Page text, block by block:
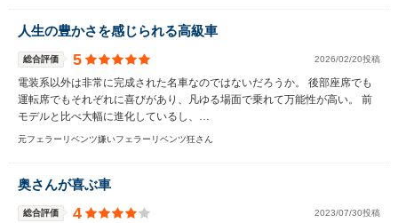
人生の豊かさを感じられる高級車
総合評価 5 2026/02/20投稿
電装系以外は非常に完成された名車なのではないだろうか。 後部座席でも
運転席でもそれぞれに喜びがあり、凡ゆる場面で乗れて万能性が高い。 前
モデルと比べ大幅に進化しているし、…
元フェラーリベンツ嫌いフェラーリベンツ狂さん
奥さんが喜ぶ車
総合評価 4 2023/07/30投稿